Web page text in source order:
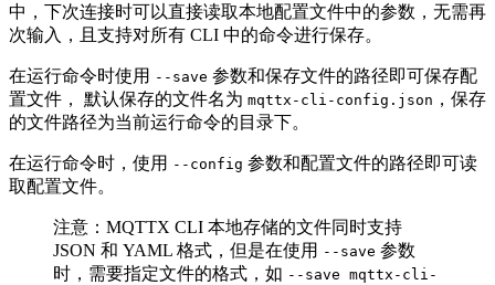
中，下次连接时可以直接读取本地配置文件中的参数，无需再
次输入，且支持对所有 CLI 中的命令进行保存。
在运行命令时使用 --save 参数和保存文件的路径即可保存配
置文件， 默认保存的文件名为 mqttx-cli-config.json ，保存
的文件路径为当前运行命令的目录下。
在运行命令时，使用 --config 参数和配置文件的路径即可读
取配置文件。
注意：MQTTX CLI 本地存储的文件同时支持
JSON 和 YAML 格式，但是在使用 --save 参数
时，需要指定文件的格式，如 --save mqttx-cli-